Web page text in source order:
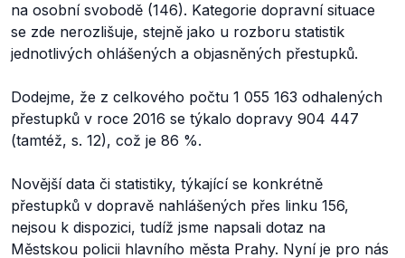
na osobní svobodě (146). Kategorie dopravní situace
se zde nerozlišuje, stejně jako u rozboru statistik
jednotlivých ohlášených a objasněných přestupků.
Dodejme, že z celkového počtu 1 055 163 odhalených
přestupků v roce 2016 se týkalo dopravy 904 447
(tamtéž, s. 12), což je 86 %.
Novější data či statistiky, týkající se konkrétně
přestupků v dopravě nahlášených přes linku 156,
nejsou k dispozici, tudíž jsme napsali dotaz na
Městskou policii hlavního města Prahy. Nyní je pro nás